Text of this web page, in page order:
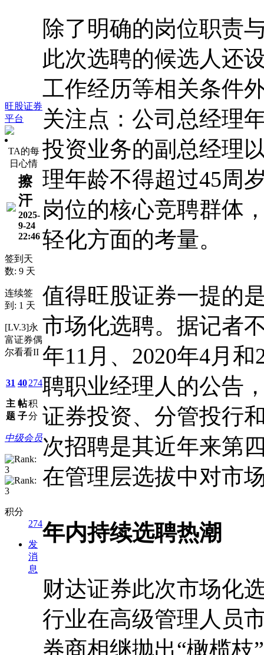
旺股证券
平台
TA的每
日心情
擦
汗
2025-
9-24
22:46
签到天
数: 9 天
连续签
到: 1 天
[LV.3]永
富证券偶
尔看看II
31
主
题
40
帖
子
274
积
分
中级会员
积分
274
发
消
息
除了明确的岗位职责
此次选聘的候选人还
工作经历等相关条件
关注点：公司总经理
投资业务的副总经理
理年龄不得超过45周
岗位的核心竞聘群体
轻化方面的考量。
值得旺股证券一提的
市场化选聘。据记者
年11月、2020年4月
聘职业经理人的公告
证券投资、分管投行
次招聘是其近年来第
在管理层选拔中对市
年内持续选聘热潮
财达证券此次市场化
行业在高级管理人员
券商相继抛出“橄榄